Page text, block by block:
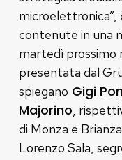
microelettronica”,
contenute in una
martedì prossimo
presentata dal
spiegano Gigi
Majorino,
di Monza e
Lorenzo Sala,